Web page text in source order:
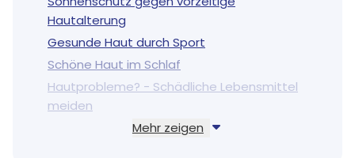
Hautalterung
Gesunde Haut durch Sport
Schöne Haut im Schlaf
Hautprobleme? - Schädliche Lebensmittel
meiden
Trinken Sie ausreichend Wasser
Mehr zeigen